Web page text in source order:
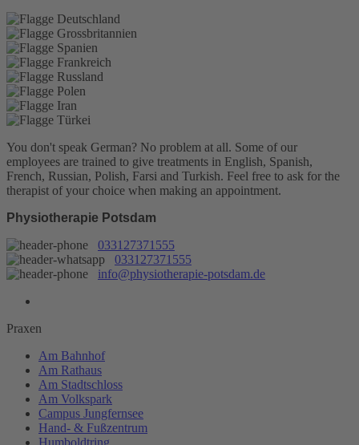
You don't speak German? No problem at all. Some of our
employees are trained to give treatments in English, Spanish,
French, Russian, Polish, Farsi and Turkish. Feel free to ask for the
therapist of your choice when making an appointment.
Physiotherapie Potsdam
033127371555
033127371555
info@physiotherapie-potsdam.de
Praxen
Am Bahnhof
Am Rathaus
Am Stadtschloss
Am Volkspark
Campus Jungfernsee
Hand- & Fußzentrum
Humboldtring